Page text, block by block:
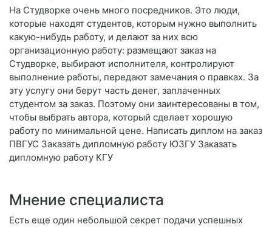
На Студворке очень много посредников. Это люди,
которые находят студентов, которым нужно выполнить
какую-нибудь работу, и делают за них всю
организационную работу: размещают заказ на
Студворке, выбирают исполнителя, контролируют
выполнение работы, передают замечания о правках. За
эту услугу они берут часть денег, заплаченных
студентом за заказ. Поэтому они заинтересованы в том,
чтобы выбрать автора, который сделает хорошую
работу по минимальной цене. Написать диплом на заказ
ПВГУС Заказать дипломную работу ЮЗГУ Заказать
дипломную работу КГУ
Мнение специалиста
Есть еще один небольшой секрет подачи успешных